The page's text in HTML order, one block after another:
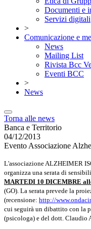
Documenti e
Servizi digitali
>
Comunicazione e
News
Mailing List
Rivista Bcc
Eventi BCC
>
News
Torna alle news
Banca e Territorio
04/12/2013
Evento Associazione
L'associazione ALZHEIMER
organizza una serata di
MARTEDI 10 DICEMBRE
(GO). La serata prevede la
(recensione: http://
cui seguirà un dibattito con la
(psicologa) e del dott. Claudio